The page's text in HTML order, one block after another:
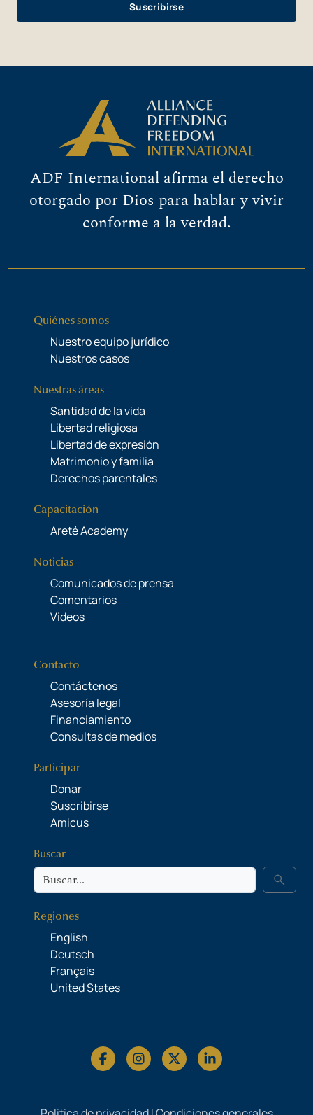
ADF International afirma el derecho
otorgado por Dios para hablar y vivir
conforme a la verdad.
Quiénes somos
Nuestro equipo jurídico
Nuestros casos
Nuestras áreas
Santidad de la vida
Libertad religiosa
Libertad de expresión
Matrimonio y familia
Derechos parentales
Capacitación
Areté Academy
Noticias
Comunicados de prensa
Comentarios
Videos
Contacto
Contáctenos
Asesoría legal
Financiamiento
Consultas de medios
Participar
Donar
Suscribirse
Amicus
Buscar
Buscar search
Regiones
English
Deutsch
Français
United States